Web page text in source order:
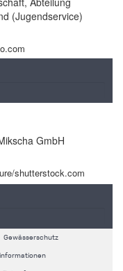
(Jugendservice)
GmbH
shutterstock.com
Gewässerschutz